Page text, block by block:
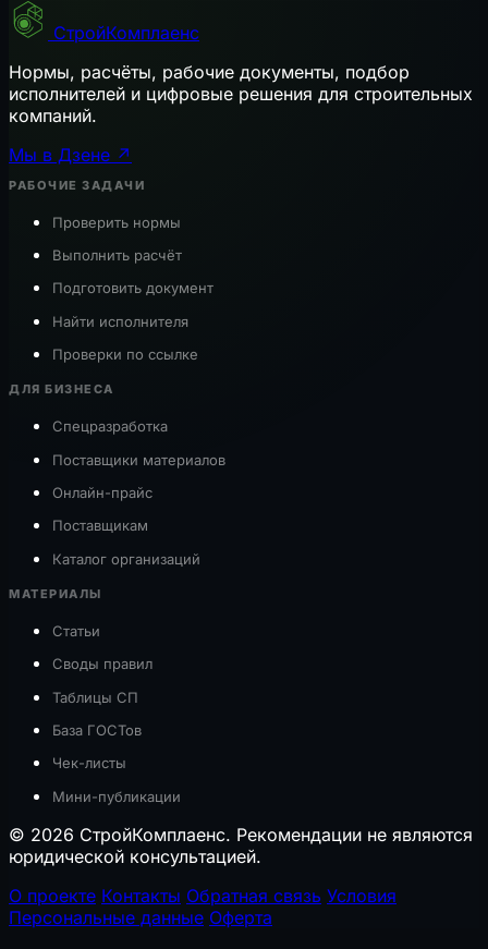
СтройКомплаенс
Нормы, расчёты, рабочие документы, подбор
исполнителей и цифровые решения для строительных
компаний.
Мы в Дзене ↗
РАБОЧИЕ ЗАДАЧИ
Проверить нормы
Выполнить расчёт
Подготовить документ
Найти исполнителя
Проверки по ссылке
ДЛЯ БИЗНЕСА
Спецразработка
Поставщики материалов
Онлайн-прайс
Поставщикам
Каталог организаций
МАТЕРИАЛЫ
Статьи
Своды правил
Таблицы СП
База ГОСТов
Чек-листы
Мини-публикации
© 2026 СтройКомплаенс. Рекомендации не являются
юридической консультацией.
О проекте Контакты Обратная связь Условия
Персональные данные Оферта